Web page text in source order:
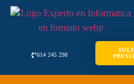
614 245 298